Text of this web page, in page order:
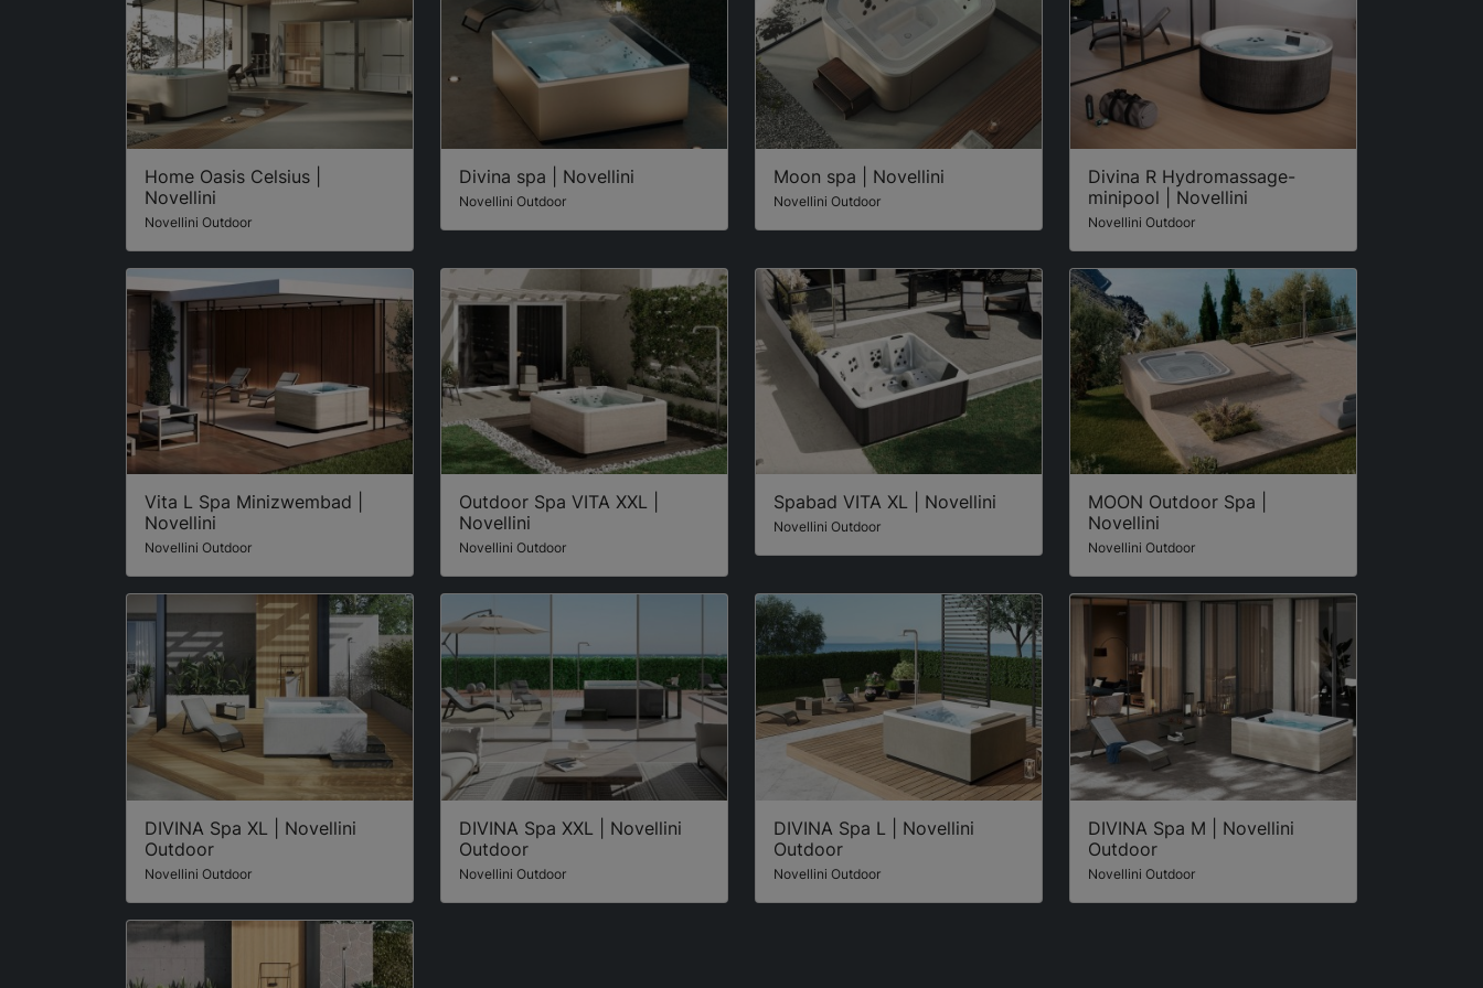
Home Oasis Celsius |
Novellini
Novellini Outdoor
Divina spa | Novellini
Novellini Outdoor
Moon spa | Novellini
Novellini Outdoor
Divina R Hydromassage-
minipool | Novellini
Novellini Outdoor
Vita L Spa Minizwembad |
Novellini
Novellini Outdoor
Outdoor Spa VITA XXL |
Novellini
Novellini Outdoor
Spabad VITA XL | Novellini
Novellini Outdoor
MOON Outdoor Spa |
Novellini
Novellini Outdoor
DIVINA Spa XL | Novellini
Outdoor
Novellini Outdoor
DIVINA Spa XXL | Novellini
Outdoor
Novellini Outdoor
DIVINA Spa L | Novellini
Outdoor
Novellini Outdoor
DIVINA Spa M | Novellini
Outdoor
Novellini Outdoor